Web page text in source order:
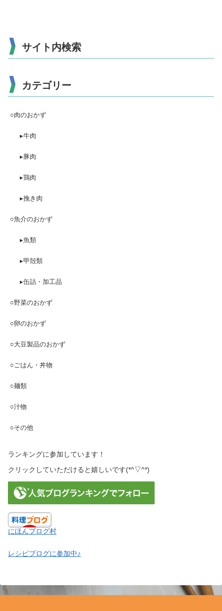
サイト内検索
カテゴリー
○肉のおかず
▸牛肉
▸豚肉
▸鶏肉
▸挽き肉
○魚介のおかず
▸魚類
▸甲殻類
▸缶詰・加工品
○野菜のおかず
○卵のおかず
○大豆製品のおかず
○ごはん・丼物
○麺類
○汁物
○その他
ランキングに参加しています！
クリックしていただけると嬉しいです(*^▽^*)
にほんブログ村
レシピブログに参加中♪